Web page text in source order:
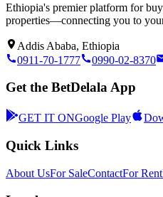
Ethiopia's premier platform for
properties—connecting you to
Addis Ababa, Ethiopia
0911-70-1777
0990-02-8370
Get the BetDelala App
GET IT ONGoogle Play
Quick Links
About UsFor SaleContactFor Rent